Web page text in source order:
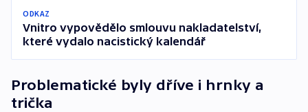
ODKAZ
Vnitro vypovědělo smlouvu nakladatelství,
které vydalo nacistický kalendář
Problematické byly dříve i hrnky a
trička